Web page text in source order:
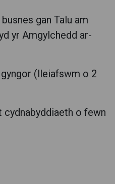
gan Talu am
yr Amgylchedd ar-
(lleiafswm o 2
o fewn